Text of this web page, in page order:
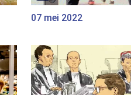
07 mei 2022